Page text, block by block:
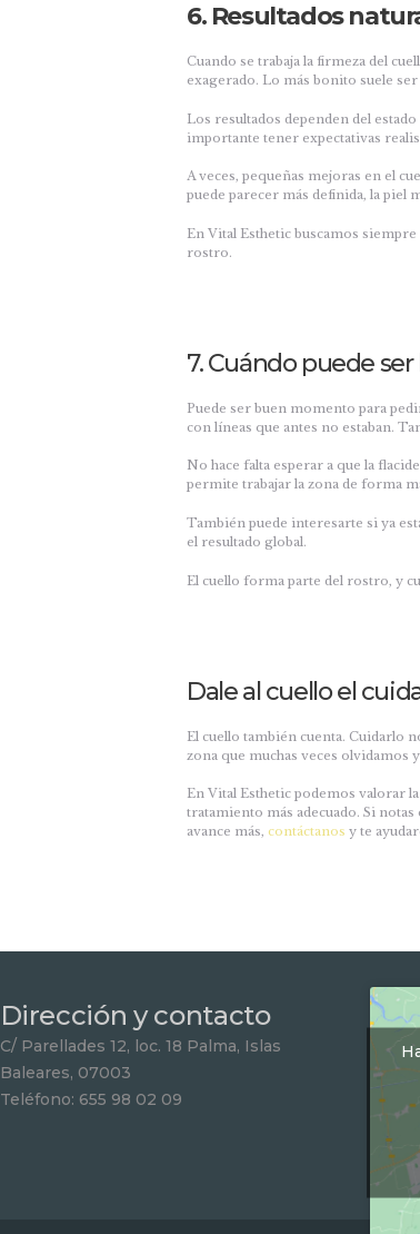
6. Resultados
Cuando se trabaja la firmeza del
exagerado. Lo más bonito suele
Los resultados dependen del
importante tener expectativas
A veces, pequeñas mejoras en el
puede parecer más definida, la
En Vital Esthetic buscamos
rostro.
7. Cuándo puede
Puede ser buen momento para
con líneas que antes no estaban.
No hace falta esperar a que la
permite trabajar la zona de forma
También puede interesarte si ya
el resultado global.
El cuello forma parte del rostro, y
Dale al cuello el
El cuello también cuenta. Cuidarlo
zona que muchas veces olvidamos
En Vital Esthetic podemos valorar
tratamiento más adecuado. Si
avance más, contáctanos y te
Dirección y contacto
C/ Parellades 12, loc. 18 Palma, Islas
Baleares, 07003
Teléfono: 655 98 02 09